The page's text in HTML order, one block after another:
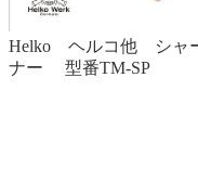
Helko ヘルコ他 シャ
ナー 型番TM-SP